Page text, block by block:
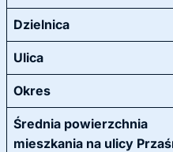
Dzielnica
Ulica
Okres
Średnia powierzchnia
mieszkania na ulicy